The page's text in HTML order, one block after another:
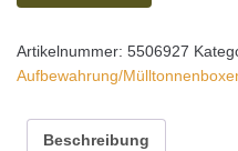
Artikelnummer: 5506927
Aufbewahrung/
Beschreibung